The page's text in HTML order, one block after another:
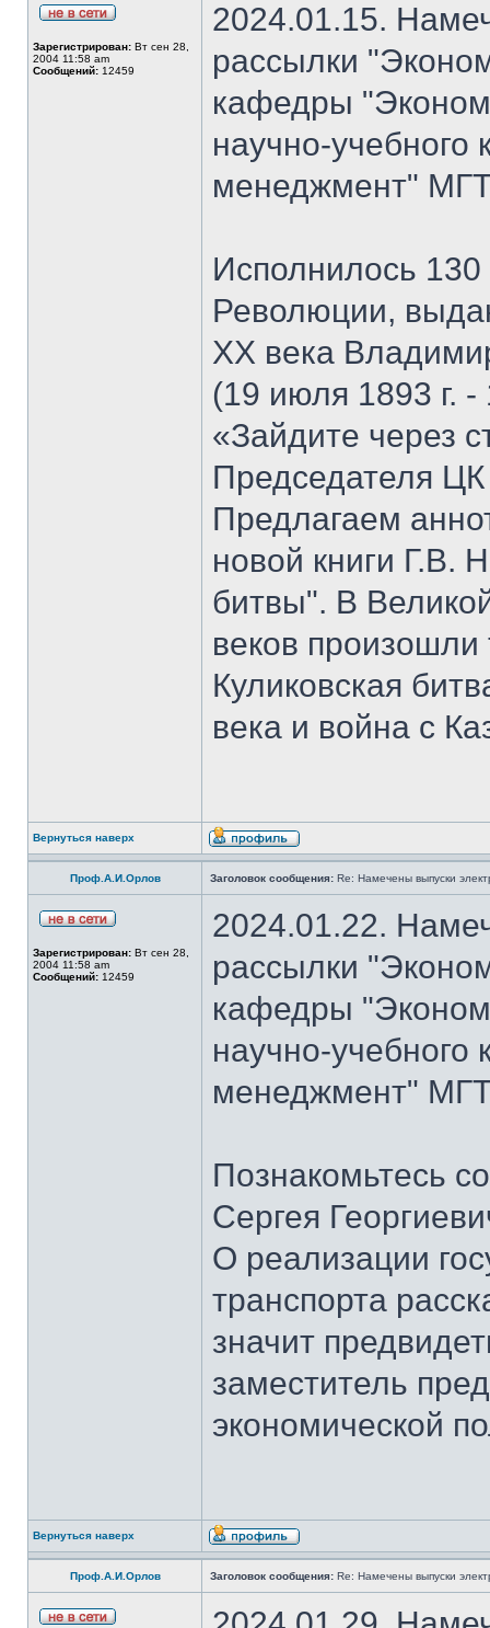
Зарегистрирован: Вт сен 28,
2004 11:58 am
Сообщений: 12459
2024.01.15.
рассылки
кафедры
научно-
менеджмент"
Исполнилось
Революции,
XX века
(19 июля 1893 г.
«Зайдите через
Председателя
Предлагаем
новой книги Г.В.
битвы". В
веков
Куликовская
века и война с
Вернуться наверх
Проф.А.И.Орлов Заголовок сообщения: Re: Намечены выпуски
Зарегистрирован: Вт сен 28,
2004 11:58 am
Сообщений: 12459
2024.01.22.
рассылки
кафедры
научно-
менеджмент"
Познакомьтесь
Сергея
О реализации
транспорта
значит
заместитель
экономической
Вернуться наверх
Проф.А.И.Орлов Заголовок сообщения: Re: Намечены выпуски